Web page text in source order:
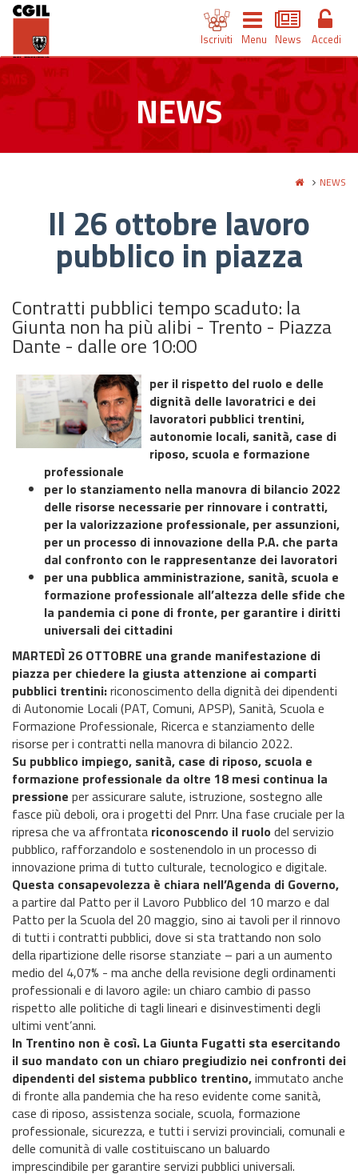
Iscriviti Menu News Accedi
NEWS
NEWS
Il 26 ottobre lavoro
pubblico in piazza
Contratti pubblici tempo scaduto: la
Giunta non ha più alibi - Trento - Piazza
Dante - dalle ore 10:00
per il rispetto del ruolo e delle
dignità delle lavoratrici e dei
lavoratori pubblici trentini,
autonomie locali, sanità, case di
riposo, scuola e formazione
professionale
per lo stanziamento nella manovra di bilancio 2022
delle risorse necessarie per rinnovare i contratti,
per la valorizzazione professionale, per assunzioni,
per un processo di innovazione della P.A. che parta
dal confronto con le rappresentanze dei lavoratori
per una pubblica amministrazione, sanità, scuola e
formazione professionale all’altezza delle sfide che
la pandemia ci pone di fronte, per garantire i diritti
universali dei cittadini
MARTEDÌ 26 OTTOBRE una grande manifestazione di
piazza per chiedere la giusta attenzione ai comparti
pubblici trentini:riconoscimento della dignità dei dipendenti
di Autonomie Locali (PAT, Comuni, APSP), Sanità, Scuola e
Formazione Professionale, Ricerca e stanziamento delle
risorse per i contratti nella manovra di bilancio 2022.
Su pubblico impiego, sanità, case di riposo, scuola e
formazione professionale da oltre 18 mesi continua la
pressione per assicurare salute, istruzione, sostegno alle
fasce più deboli, ora i progetti del Pnrr. Una fase cruciale per la
ripresa che va affrontata riconoscendo il ruolo del servizio
pubblico, rafforzandolo e sostenendolo in un processo di
innovazione prima di tutto culturale, tecnologico e digitale.
Questa consapevolezza è chiara nell’Agenda di Governo,
a partire dal Patto per il Lavoro Pubblico del 10 marzo e dal
Patto per la Scuola del 20 maggio, sino ai tavoli per il rinnovo
di tutti i contratti pubblici, dove si sta trattando non solo
della ripartizione delle risorse stanziate – pari a un aumento
medio del 4,07% - ma anche della revisione degli ordinamenti
professionali e di lavoro agile: un chiaro cambio di passo
rispetto alle politiche di tagli lineari e disinvestimenti degli
ultimi vent’anni.
In Trentino non è così. La Giunta Fugatti sta esercitando
il suo mandato con un chiaro pregiudizio nei confronti dei
dipendenti del sistema pubblico trentino,immutato anche
di fronte alla pandemia che ha reso evidente come sanità,
case di riposo, assistenza sociale, scuola, formazione
professionale, sicurezza, e tutti i servizi provinciali, comunali e
delle comunità di valle costituiscano un baluardo
imprescindibile per garantire servizi pubblici universali.